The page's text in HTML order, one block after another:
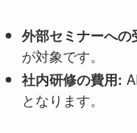
外部セミナーへの
が対象です。
社内研修の費用:
となります。